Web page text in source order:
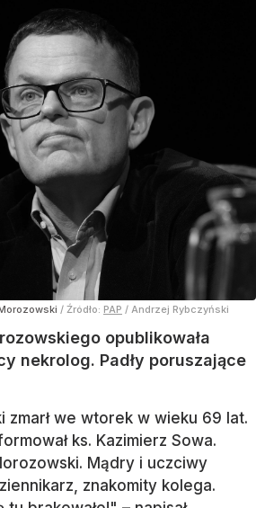
/ Źródło: PAP / Andrzej Rybczyński
opublikowała
nekrolog. Padły poruszające
zmarł we wtorek w wieku 69 lat.
ks. Kazimierz Sowa.
Mądry i uczciwy
znakomity kolega.